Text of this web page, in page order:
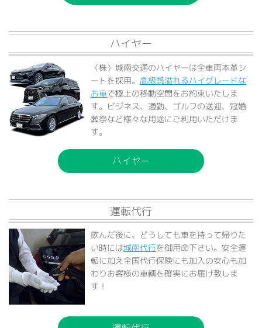
ハイヤー
（株）城南交通のハイヤーは全車両本革シ
ートを採用。 高級感溢れるハイグレードな
お車で極上の移動空間をお約束いたしま
す。ビジネス、通勤、ゴルフの送迎、冠婚
葬祭など様々な用途にご利用いただけま
す。
ハイヤー
運転代行
飲んだ後に、どうしても車を持って帰りた
い時には城南代行を御用命下さい。安全運
転に加え全国代行保険にも加入の安心も加
わりお客様の車輌を確実にお届け致しま
す！